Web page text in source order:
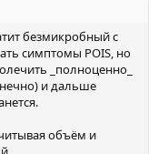
безмикробный с
симптомы POIS, но
_полноценно_
и дальше
объём и